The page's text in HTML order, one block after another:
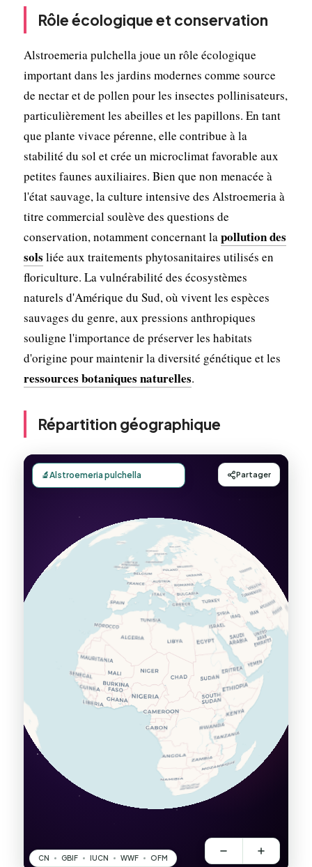
Rôle écologique et conservation
Alstroemeria pulchella joue un rôle écologique
important dans les jardins modernes comme source
de nectar et de pollen pour les insectes pollinisateurs,
particulièrement les abeilles et les papillons. En tant
que plante vivace pérenne, elle contribue à la
stabilité du sol et crée un microclimat favorable aux
petites faunes auxiliaires. Bien que non menacée à
l'état sauvage, la culture intensive des Alstroemeria à
titre commercial soulève des questions de
conservation, notamment concernant lapollution des
sols liée aux traitements phytosanitaires utilisés en
floriculture. La vulnérabilité des écosystèmes
naturels d'Amérique du Sud, où vivent les espèces
sauvages du genre, aux pressions anthropiques
souligne l'importance de préserver les habitats
d'origine pour maintenir la diversité génétique et les
ressources botaniques naturelles.
Répartition géographique